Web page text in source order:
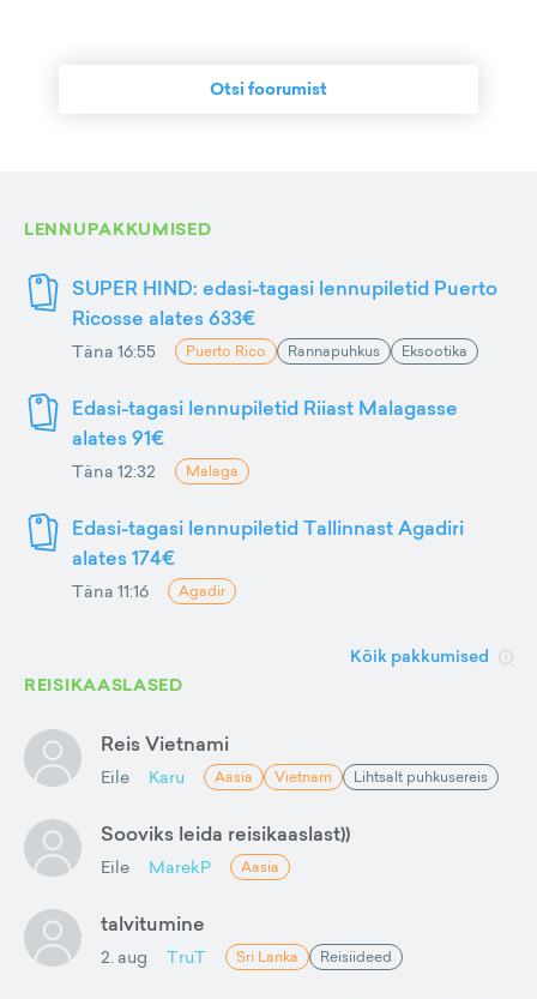
Otsi foorumist
LENNUPAKKUMISED
SUPER HIND: edasi-tagasi lennupiletid Puerto
Ricosse alates 633€
Täna 16:55 Puerto Rico Rannapuhkus Eksootika
Edasi-tagasi lennupiletid Riiast Malagasse
alates 91€
Täna 12:32 Malaga
Edasi-tagasi lennupiletid Tallinnast Agadiri
alates 174€
Täna 11:16 Agadir
Kõik pakkumised
REISIKAASLASED
Reis Vietnami
Eile Karu Aasia Vietnam Lihtsalt puhkusereis
Sooviks leida reisikaaslast))
Eile MarekP Aasia
talvitumine
2. aug TruT Sri Lanka Reisiideed